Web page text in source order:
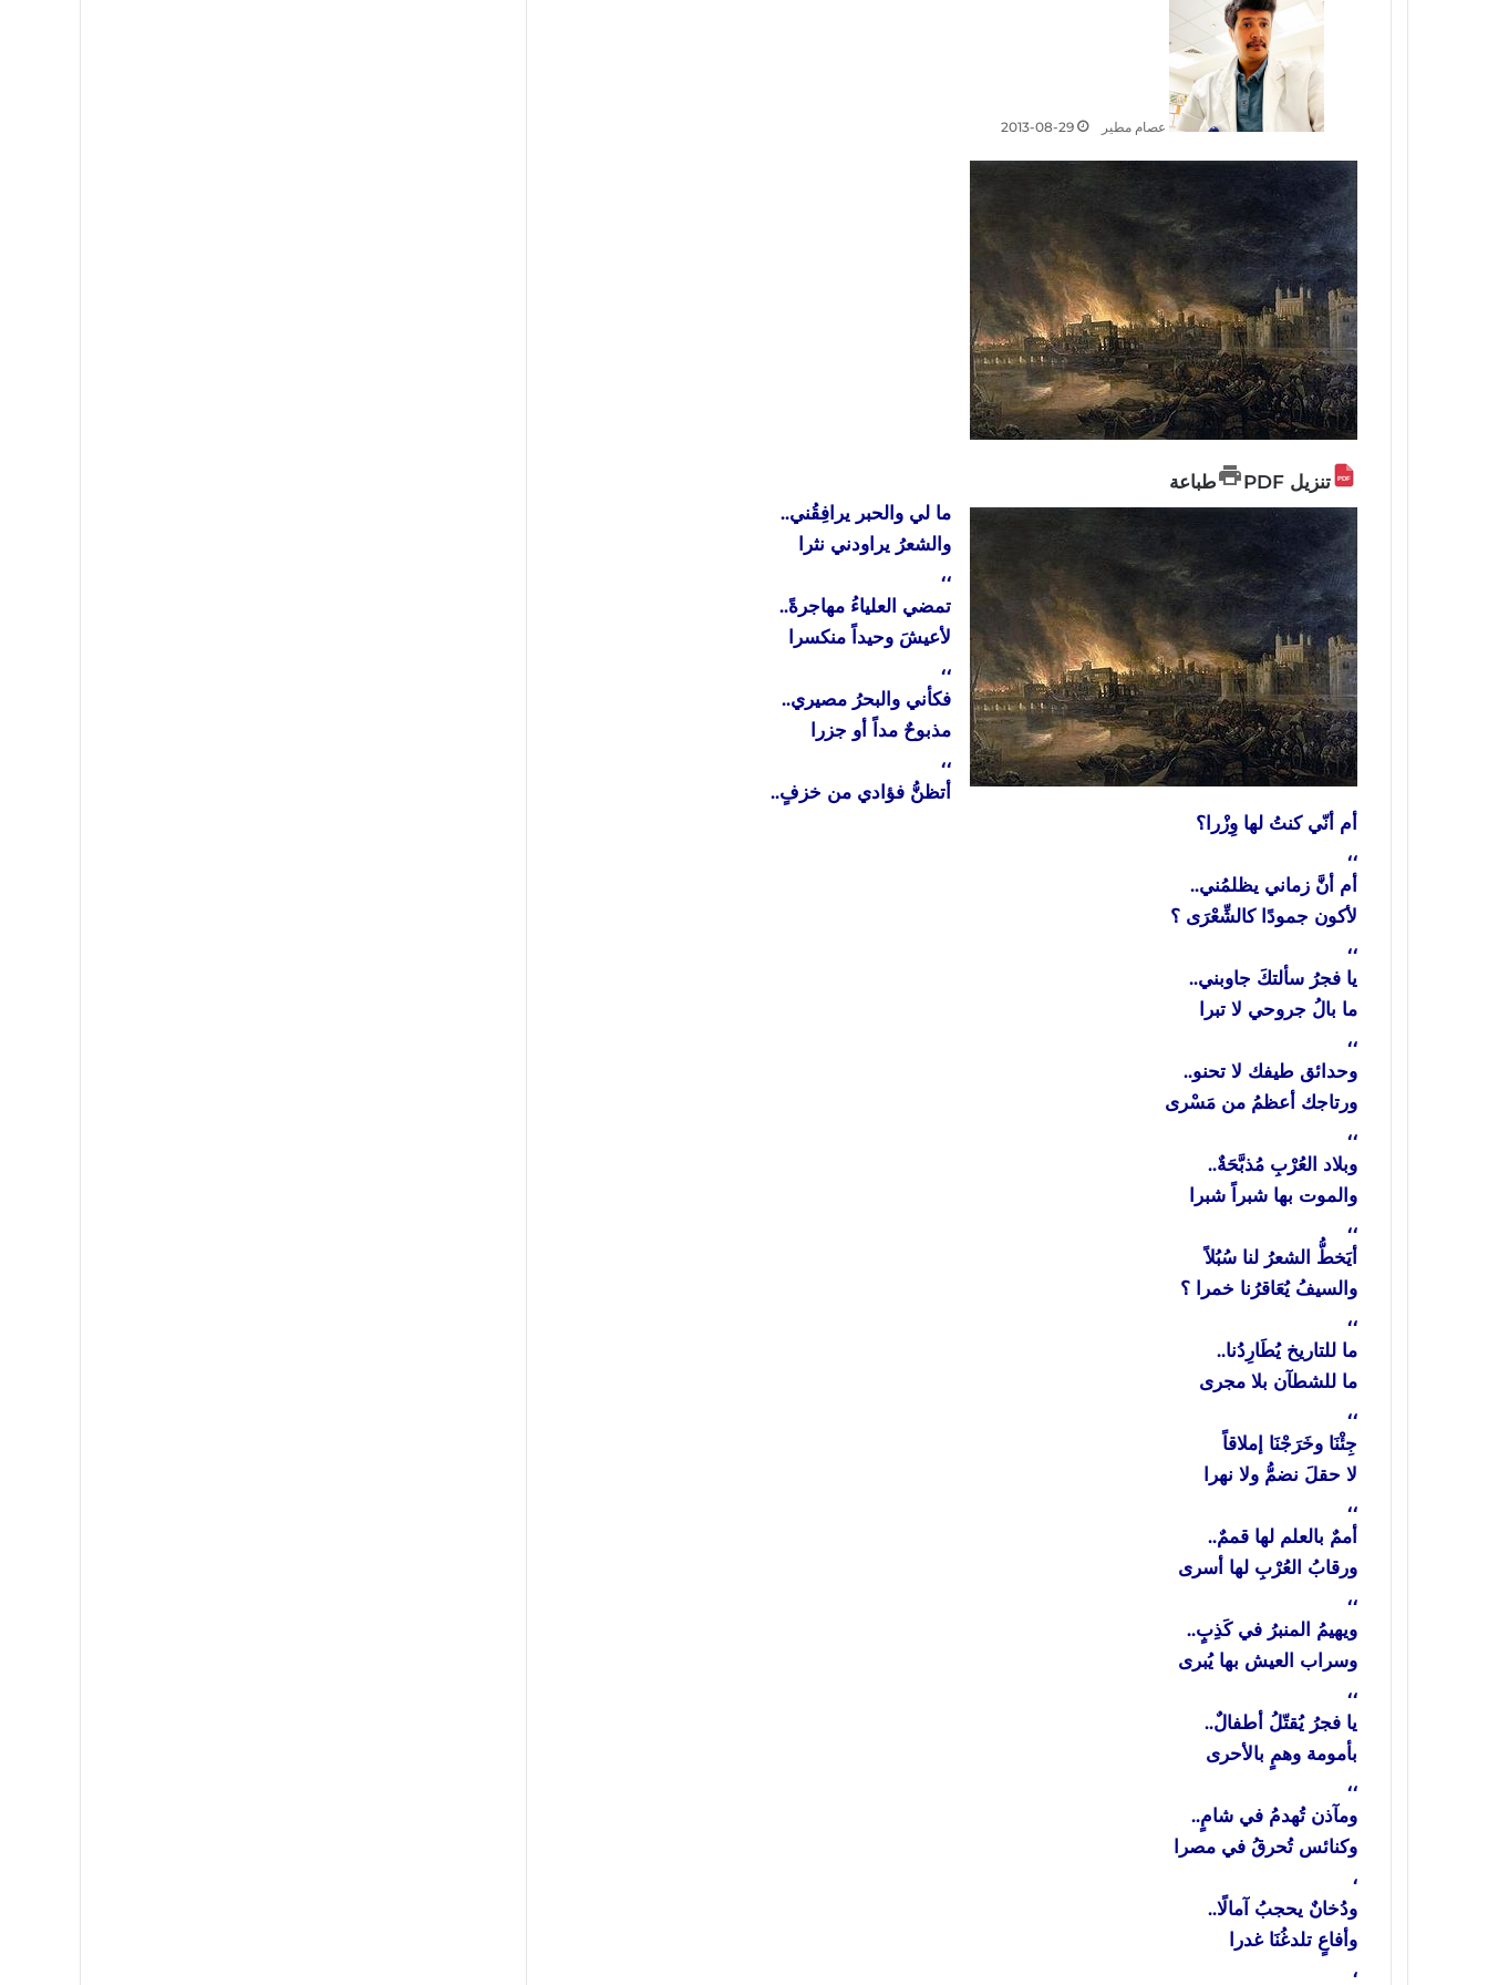
عصام مطير 2013-08-29
تنزيل PDF
طباعة
ما لي والحبر يرافِقُني..
والشعرُ يراودني نثرا
،،
تمضي العلياءُ مهاجرةً..
لأعيشَ وحيداً منكسرا
،،
فكأني والبحرُ مصيري..
مذبوحٌ مداً أو جزرا
،،
أتظنُّ فؤادي من خزفٍ..
أم أنّي كنتُ لها وِزْرا؟
،،
أم أنَّ زماني يظلمُني..
لأكون جمودًا كالشِّعْرَى ؟
،،
يا فجرُ سألتكَ جاوبني..
ما بالُ جروحي لا تبرا
،،
وحدائق طيفك لا تحنو..
ورتاجك أعظمُ من مَسْرى
،،
وبلاد العُرْبِ مُذبَّحَةٌ..
والموت بها شبراً شبرا
،،
أيَخطُّ الشعرُ لنا سُبُلاً
والسيفُ يُعَاقرُنا خمرا ؟
،،
ما للتاريخ يُطَارِدُنا..
ما للشطآن بلا مجرى
،،
جِئْنَا وخَرَجْنَا إملاقاً
لا حقلَ نضمُّ ولا نهرا
،،
أممٌ بالعلم لها قممٌ..
ورقابُ العُرْبِ لها أسرى
،،
ويهيمُ المنبرُ في كَذِبٍ..
وسراب العيش بها يُبرى
،،
يا فجرُ يُقتّلُ أطفالٌ..
بأمومة وهمٍ بالأحرى
،،
ومآذن تُهدمُ في شامٍ..
وكنائس تُحرقُ في مصرا
،
ودُخانٌ يحجبُ آمالًا..
وأفاعٍ تلدغُنَا غدرا
،